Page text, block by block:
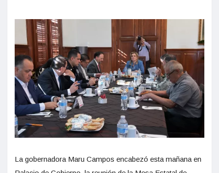
La gobernadora Maru Campos encabezó esta mañana en